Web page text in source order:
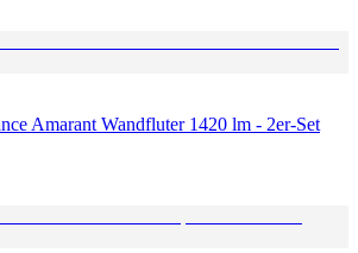
Amarant Wandfluter 1420 lm - 2er-Set